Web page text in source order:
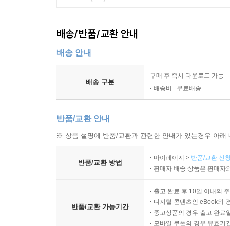
배송/반품/교환 안내
배송 안내
배송 구분
구매 후 즉시 다운로드 가능
배송비 : 무료배송
반품/교환 안내
※ 상품 설명에 반품/교환과 관련한 안내가 있는경우 아
반품/교환 방법
마이페이지 > 반품/교환 신
판매자 배송 상품은 판매자
반품/교환 가능기간
출고 완료 후 10일 이내의
디지털 콘텐츠인 eBook의
중고상품의 경우 출고 완료
모바일 쿠폰의 경우 유효기